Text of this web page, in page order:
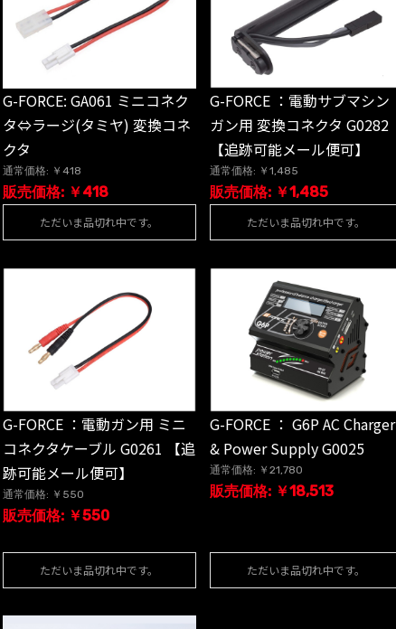
G-FORCE: GA061 ミニコネク
タ⇔ラージ(タミヤ) 変換コネ
クタ
通常価格: ￥418
販売価格: ￥418
ただいま品切れ中です。
G-FORCE ：電動サブマシン
ガン用 変換コネクタ G0282
【追跡可能メール便可】
通常価格: ￥1,485
販売価格: ￥1,485
ただいま品切れ中です。
G-FORCE ：電動ガン用 ミニ
コネクタケーブル G0261 【追
跡可能メール便可】
通常価格: ￥550
販売価格: ￥550
ただいま品切れ中です。
G-FORCE ： G6P AC Charger
& Power Supply G0025
通常価格: ￥21,780
販売価格: ￥18,513
ただいま品切れ中です。